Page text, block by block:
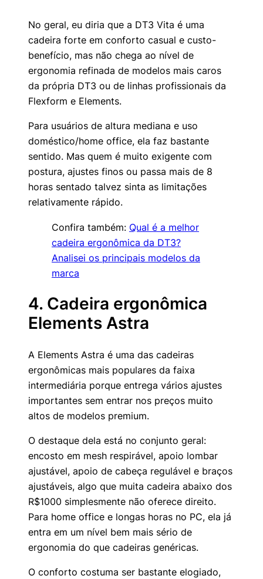
No geral, eu diria que a DT3 Vita é uma
cadeira forte em conforto casual e custo-
benefício, mas não chega ao nível de
ergonomia refinada de modelos mais caros
da própria DT3 ou de linhas profissionais da
Flexform e Elements.
Para usuários de altura mediana e uso
doméstico/home office, ela faz bastante
sentido. Mas quem é muito exigente com
postura, ajustes finos ou passa mais de 8
horas sentado talvez sinta as limitações
relativamente rápido.
Confira também: Qual é a melhor
cadeira ergonômica da DT3?
Analisei os principais modelos da
marca
4. Cadeira ergonômica
Elements Astra
A Elements Astra é uma das cadeiras
ergonômicas mais populares da faixa
intermediária porque entrega vários ajustes
importantes sem entrar nos preços muito
altos de modelos premium.
O destaque dela está no conjunto geral:
encosto em mesh respirável, apoio lombar
ajustável, apoio de cabeça regulável e braços
ajustáveis, algo que muita cadeira abaixo dos
R$1000 simplesmente não oferece direito.
Para home office e longas horas no PC, ela já
entra em um nível bem mais sério de
ergonomia do que cadeiras genéricas.
O conforto costuma ser bastante elogiado,